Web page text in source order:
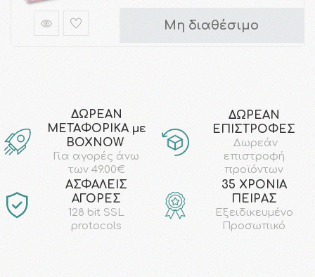
Μη διαθέσιμο
ΔΩΡΕΑΝ
ΜΕΤΑΦΟΡΙΚΑ με
ΒΟΧΝΟW
Για αγορές άνω
των 49.00€
ΔΩΡΕΑΝ
ΕΠΙΣΤΡΟΦΕΣ
Δωρεάν
επιστροφή
προϊόντων
AΣΦΑΛΕΙΣ
ΑΓΟΡΕΣ
128 bit SSL
protocols
35 ΧΡΟΝΙΑ
ΠΕΙΡΑΣ
Εξειδικευμένο
Προσωπικό